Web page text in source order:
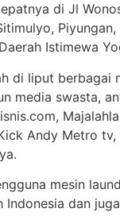
di Jl
Istimewa
di liput berbagai
media swasta,
Andy Metro
mesin
Indonesia dan